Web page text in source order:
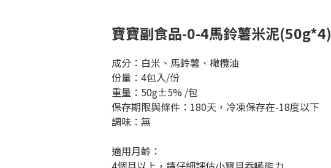
寶寶副食品-0-4馬鈴薯米泥(50g*4)
成分：白米、馬鈴薯、橄欖油
份量：4包入/份
重量：50g±5% /包
保存期限與條件：180天，冷凍保存在-18度以下
調味：無
適用月齡：